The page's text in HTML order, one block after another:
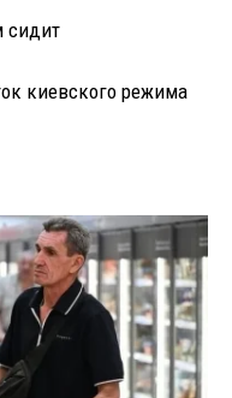
сидит
киевского режима